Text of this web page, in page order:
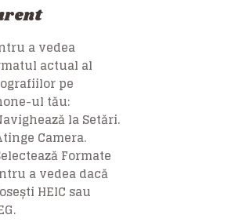
a vedea
actual al
pe
ul tău:
la Setări.
Camera.
Formate
a vedea dacă
HEIC sau